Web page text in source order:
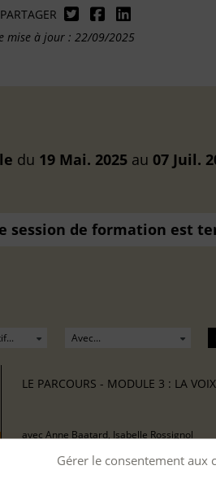
Gérer le consentement aux
PARTAGER
mise à jour : 22/09/2025
du 19 Mai. 2025 au 07 Juil.
session de formation est
LE PARCOURS - MODULE 3 : LA
avec Anne Baatard, Isabelle Rossignol